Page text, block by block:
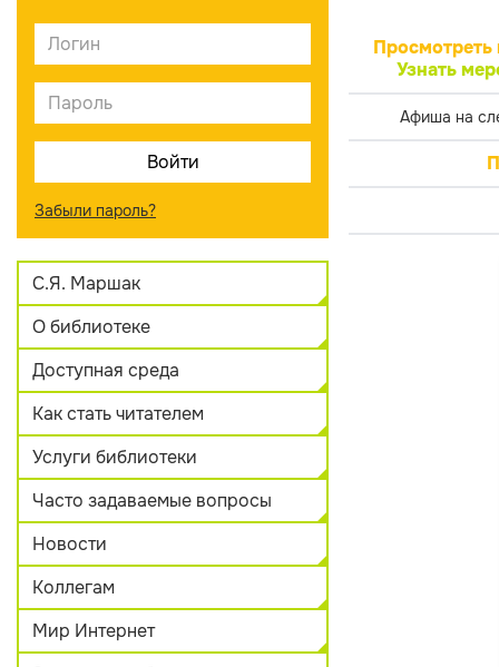
Забыли пароль?
С.Я. Маршак
О библиотеке
Доступная среда
Как стать читателем
Услуги библиотеки
Часто задаваемые вопросы
Новости
Коллегам
Мир Интернет
Просмотреть
Узнать
Афиша на